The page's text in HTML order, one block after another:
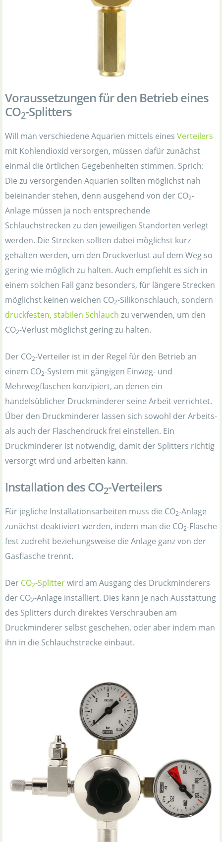
Voraussetzungen für den Betrieb eines
CO2-Splitters
Will man verschiedene Aquarien mittels eines Verteilers
mit Kohlendioxid versorgen, müssen dafür zunächst
einmal die örtlichen Gegebenheiten stimmen. Sprich:
Die zu versorgenden Aquarien sollten möglichst nah
beieinander stehen, denn ausgehend von der CO2-
Anlage müssen ja noch entsprechende
Schlauchstrecken zu den jeweiligen Standorten verlegt
werden. Die Strecken sollten dabei möglichst kurz
gehalten werden, um den Druckverlust auf dem Weg so
gering wie möglich zu halten. Auch empfiehlt es sich in
einem solchen Fall ganz besonders, für längere Strecken
möglichst keinen weichen CO2-Silikonschlauch, sondern
druckfesten, stabilen Schlauch zu verwenden, um den
CO2-Verlust möglichst gering zu halten.
Der CO2-Verteiler ist in der Regel für den Betrieb an
einem CO2-System mit gängigen Einweg- und
Mehrwegflaschen konzipiert, an denen ein
handelsüblicher Druckminderer seine Arbeit verrichtet.
Über den Druckminderer lassen sich sowohl der Arbeits-
als auch der Flaschendruck frei einstellen. Ein
Druckminderer ist notwendig, damit der Splitters richtig
versorgt wird und arbeiten kann.
Installation des CO2-Verteilers
Für jegliche Installationsarbeiten muss die CO2-Anlage
zunächst deaktiviert werden, indem man die CO2-Flasche
fest zudreht beziehungsweise die Anlage ganz von der
Gasflasche trennt.
Der CO2-Splitterwird am Ausgang des Druckminderers
der CO2-Anlage installiert. Dies kann je nach Ausstattung
des Splitters durch direktes Verschrauben am
Druckminderer selbst geschehen, oder aber indem man
ihn in die Schlauchstrecke einbaut.